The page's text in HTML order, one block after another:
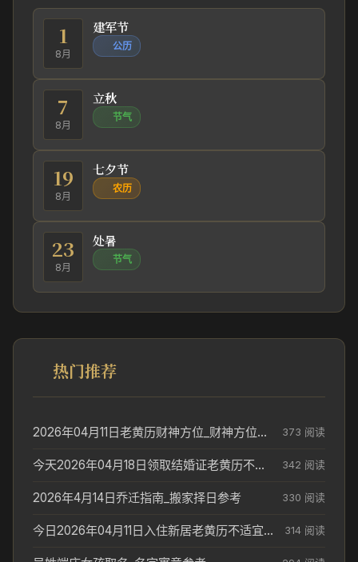
1
8月
建军节
公历
7
8月
立秋
节气
19
8月
七夕节
农历
23
8月
处暑
节气
热门推荐
2026年04月11日老黄历财神方位_财神方位与供奉讲究 373 阅读
今天2026年04月18日领取结婚证老黄历不适合吗_领证日期参考 342 阅读
2026年4月14日乔迁指南_搬家择日参考 330 阅读
今日2026年04月11日入住新居老黄历不适宜吗_搬家择日参考 314 阅读